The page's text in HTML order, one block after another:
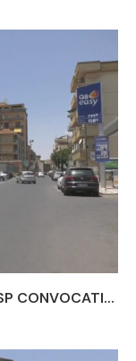
CONVOCATI...